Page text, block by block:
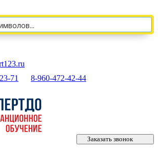
71
8-960-472-42-44
Заказать звонок